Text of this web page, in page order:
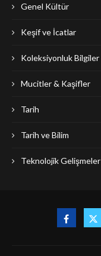
Genel Kültür
Keşif ve İcatlar
Koleksiyonluk Bilgiler
Mucitler & Kaşifler
Tarih
Tarih ve Bilim
Teknolojik Gelişmeler